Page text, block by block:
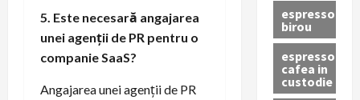
5. Este necesară angajarea
unei agenții de PR pentru o
companie SaaS?
Angajarea unei agenții de PR
espressor
birou
espressor
cafea in
custodie